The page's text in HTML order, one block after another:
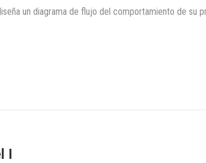
un diagrama de flujo del comportamiento de su
I